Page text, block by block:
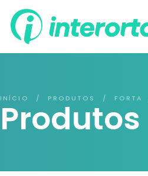
INÍCIO / PRODUTOS / FORTA
Produtos